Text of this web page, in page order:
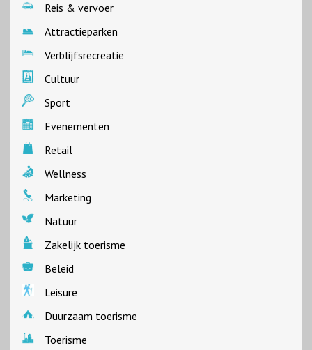
Reis & vervoer
Attractieparken
Verblijfsrecreatie
Cultuur
Sport
Evenementen
Retail
Wellness
Marketing
Natuur
Zakelijk toerisme
Beleid
Leisure
Duurzaam toerisme
Toerisme